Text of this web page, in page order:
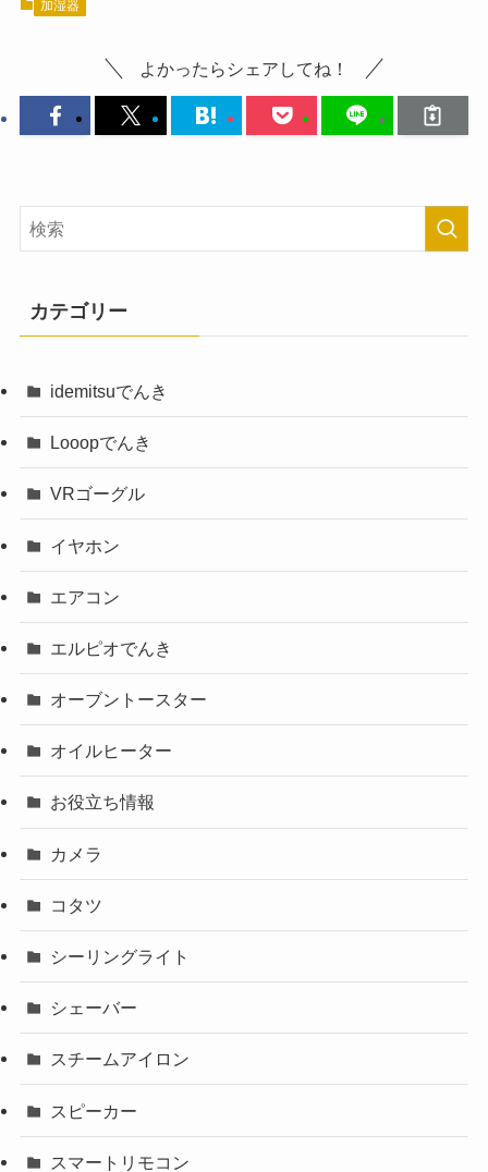
加湿器
よかったらシェアしてね！
カテゴリー
idemitsuでんき
Looopでんき
VRゴーグル
イヤホン
エアコン
エルピオでんき
オーブントースター
オイルヒーター
お役立ち情報
カメラ
コタツ
シーリングライト
シェーバー
スチームアイロン
スピーカー
スマートリモコン